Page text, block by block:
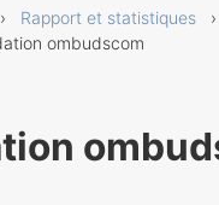
Rapport et statistiques
ombudscom
Rapport et
Présidente